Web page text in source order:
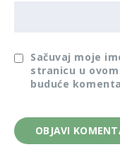
Sačuvaj moje
stranicu u
buduće